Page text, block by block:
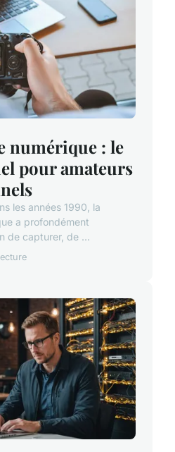
numérique : le
pour amateurs
les années 1990, la
a profondément
de capturer, de ...